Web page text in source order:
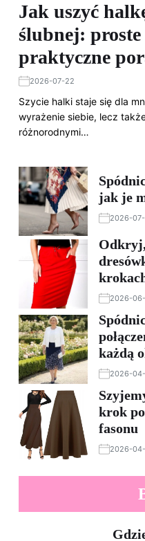
Jak uszyć
ślubnej:
praktyczne
2026-07-22
Szycie halki staje się dla
wyrażenie siebie, lecz
różnorodnymi…
jak je
2026-07-
2026-
każdą
2026-
krok
fasonu
2026-